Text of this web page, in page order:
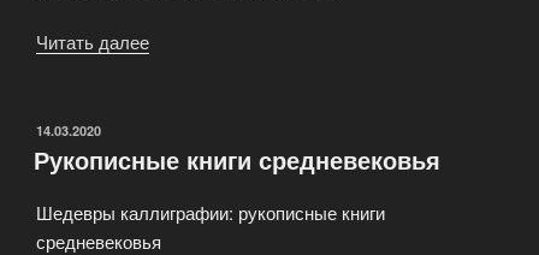
Читать далее
ОПУБЛИКОВАНО
14.03.2020
Рукописные книги средневековья
Шедевры каллиграфии: рукописные книги
средневековья